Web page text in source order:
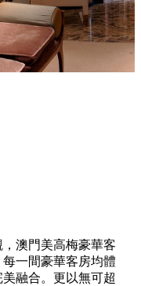
澳門美高梅豪華客
一間豪華客房均體
融合。更以無可超